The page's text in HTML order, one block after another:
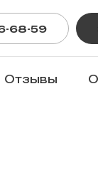
68-59
Отзывы